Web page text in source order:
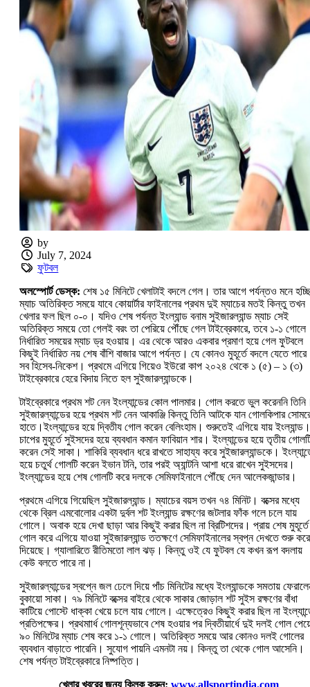
by
July 7, 2024
ফুটবল
অলস্পোর্ট ডেস্ক: শেষ ১৫ মিনিটে খেলাটাই বদলে গেল। তার আগে পর্যন্তও মনে
ম্যাচ অতিরিক্ত সময়ে যাবে কোয়ার্টার ফাইনালের প্রথম দুই ম্যাচের মতই কিন্তু তখন
খেলার ফল ছিল ০-০। যদিও শেষ পর্যন্ত ইংল্যান্ড বনাম সুইজারল্যান্ড ম্যাচ সেই
অতিরিক্ত সময়ে তো গেলই বরং তা পেরিয়ে পৌঁছে গেল টাইব্রেকারে, তবে ১-১ গোলে
নির্ধারিত সময়ের ম্যাচ ড্র হওয়ায়। এর থেকে আরও একবার প্রমাণ হয়ে গেল ফুটবলে
কিছুই নির্ধারিত নয় শেষ বাঁশি বাজার আগে পর্যন্ত। যে কোনও মুহূর্তে বদলে যেতে পারে
সব হিসেব-নিকেশ। প্রথমে এগিয়ে গিয়েও ইউরো কাপ ২০২৪ থেকে ১ (৫) – ১ (৩)
টাইব্রেকারে হেরে বিদায় নিতে হল সুইজারল্যান্ডকে।
টাইব্রেকারে প্রথম শট নেন ইংল্যান্ডের কোল পালমার। গোল করতে ভুল করেননি
সুইজারল্যান্ডের হয়ে প্রথম শট নেন আকাঞ্জি কিন্তু তিনি আটকে যান গোলকিপার
হাতে।ইংল্যান্ডের হয়ে দ্বিতীয গোল করেন বেলিংহাম। শুরুতেই এগিয়ে যায় ইংল্যান্ড।
চাপের মুহূর্তে সুইসদের হয়ে ব্যবধান কমান ফাবিয়ান শার। ইংল্যান্ডের হয়ে তৃতীয়
করেন সেই সাকা। শাকিরি ব্যবধান ধরে রাখতে সাহায্য করে সুইজারল্যান্ডকে।
হয়ে চতুর্থ গোলটি করেন ইভান টনি, তার পরই অ্যান্টনি আশা ধরে রাখেন সুইসদের।
ইংল্যান্ডের হয়ে শেষ গোলটি করে দলকে সেমিফাইনালে পৌঁছে দেন আলেকজান্ডার।
প্রথমে এগিয়ে গিয়েছিল সুইজারল্যান্ড। ম্যাচের বয়স তখন ৭৪ মিনিট। বক্সের মধ্যে
থেকে ব্রিল এমবোলোর একটা দুর্বল শট ইংল্যান্ড রক্ষণের জটলার ফাঁক গলে চলে যায়
গোলে। অবাক হয়ে দেখা ছাড়া আর কিছুই করার ছিল না ব্রিটিশদের। প্রায় শেষ মুহূর্তে
গোল করে এগিয়ে যাওয়া সুইজারল্যান্ড ততক্ষণে সেমিফাইনালের স্বপ্ন দেখতে শুরু করে
দিয়েছে। গ্যালারিতে রীতিমতো লাল ঝড়। কিন্তু ওই যে ফুটবল যে কখন রূপ বদলায়
কেউ বলতে পারে না।
সুইজারল্যান্ডের স্বপ্নে জল ঢেলে দিয়ে পাঁচ মিনিটের মধ্যে ইংল্যান্ডকে সমতায়
বুকায়ো সাকা। ৭৯ মিনিটে বক্সের বাইরে থেকে সাকার জোড়াল শট সুইস রক্ষণের বাঁধা
কাটিয়ে পোস্টে ধাক্কা খেয়ে চলে যায় গোলে। এক্ষেত্রেও কিছুই করার ছিল না
প্রতিপক্ষের। প্রথমাার্ধ গোলশূন্যভাবে শেষ হওয়ার পর দ্বিতীয়ার্ধে দুই দলই গোল
৯০ মিনিটের ম্যাচ শেষ করে ১-১ গোলে। অতিরিক্ত সময়ে আর কোনও দলই গোলের
ব্যবধান বাড়াতে পারেনি। সুযোগ পায়নি এমনটা নয়। কিন্তু তা থেকে গোল আসেনি।
শেষ পর্যন্ত টাইব্রেকারে নিষ্পত্তি।